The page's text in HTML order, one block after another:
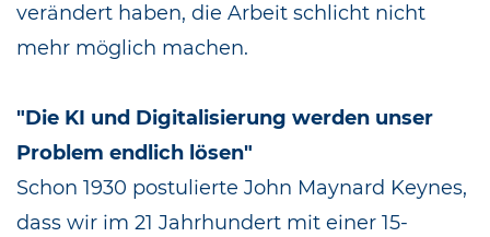
verändert haben, die Arbeit schlicht nicht
mehr möglich machen.
"Die KI und Digitalisierung werden unser
Problem endlich lösen"
Schon 1930 postulierte John Maynard Keynes,
dass wir im 21 Jahrhundert mit einer 15-